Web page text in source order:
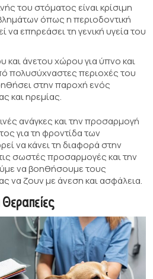
του στόματος είναι κρίσιμη
όπως η περιοδοντική
επηρεάσει τη γενική υγεία του
άνετου χώρου για ύπνο και
πολυσύχναστες περιοχές του
στην παροχή ενός
και ηρεμίας.
ανάγκες και την προσαρμογή
για τη φροντίδα των
να κάνει τη διαφορά στην
σωστές προσαρμογές και την
να βοηθήσουμε τους
να ζουν με άνεση και ασφάλεια.
Θεραπείες